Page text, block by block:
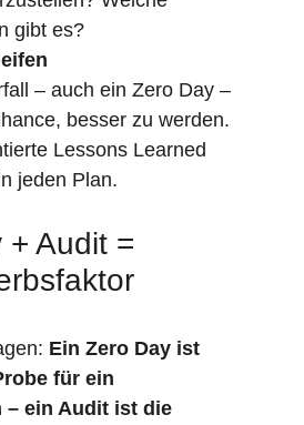
gibt es?
– auch ein Zero Day –
besser zu werden.
Lessons Learned
jeden Plan.
+ Audit =
Ein Zero Day ist
für ein
– ein Audit ist die